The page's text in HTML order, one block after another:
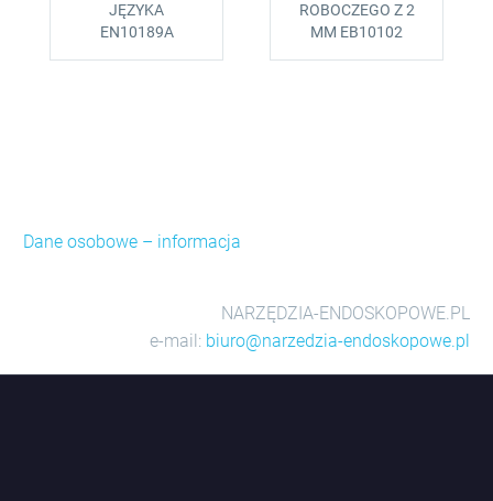
JĘZYKA
EN10189A
ROBOCZEGO Z 2
MM EB10102
Dane osobowe – informacja
NARZĘDZIA-ENDOSKOPOWE.PL
e-mail: biuro@narzedzia-endoskopowe.pl